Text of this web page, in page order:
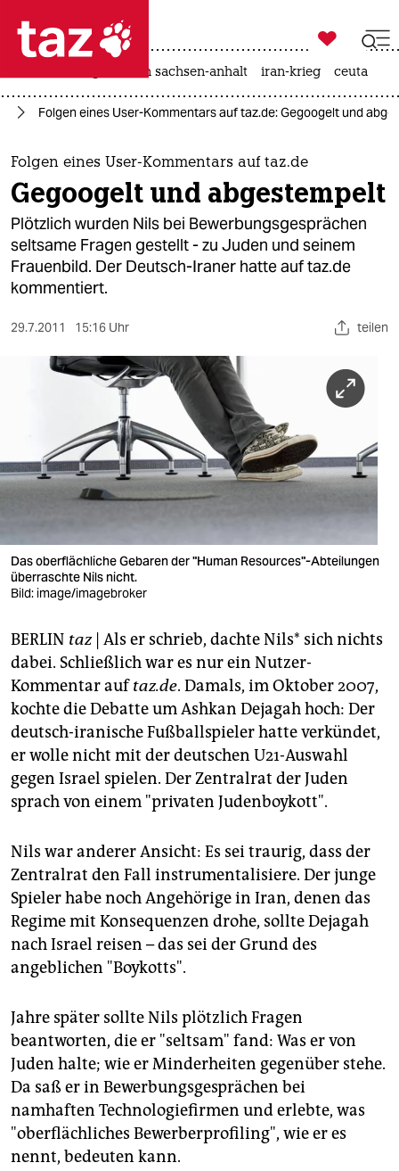
 taz zahl ich
taz zahl ich
themen
politik
öko
gesellschaft
kultur
sport
wahrheit
verlag
veranstaltungen
fragen & hilfe
unterstützen
abo
genossenschaft
epaper login

taz zahl ich
landtagswahl in sachsen-anhalt iran-krieg ceuta
Folgen eines User-Kommentars auf taz.de: Gegoogelt und
Folgen eines User-Kommentars auf taz.de
Gegoogelt und abgestempelt
Plötzlich wurden Nils bei Bewerbungsgesprächen
seltsame Fragen gestellt - zu Juden und seinem
Frauenbild. Der Deutsch-Iraner hatte auf taz.de
kommentiert.
29.7.2011 15:16 Uhr teilen
Das oberflächliche Gebaren der "Human Resources"-Abteilungen
überraschte Nils nicht.
Bild: image/imagebroker
BERLIN taz| Als er schrieb, dachte Nils* sich nichts
dabei. Schließlich war es nur ein Nutzer-
Kommentar auftaz.de. Damals, im Oktober 2007,
kochte die Debatte um Ashkan Dejagah hoch: Der
deutsch-iranische Fußballspieler hatte verkündet,
er wolle nicht mit der deutschen U21-Auswahl
gegen Israel spielen. Der Zentralrat der Juden
sprach von einem "privaten Judenboykott".
Nils war anderer Ansicht: Es sei traurig, dass der
Zentralrat den Fall instrumentalisiere. Der junge
Spieler habe noch Angehörige in Iran, denen das
Regime mit Konsequenzen drohe, sollte Dejagah
nach Israel reisen – das sei der Grund des
angeblichen "Boykotts".
Jahre später sollte Nils plötzlich Fragen
beantworten, die er "seltsam" fand: Was er von
Juden halte; wie er Minderheiten gegenüber stehe.
Da saß er in Bewerbungsgesprächen bei
namhaften Technologiefirmen und erlebte, was
"oberflächliches Bewerberprofiling", wie er es
nennt, bedeuten kann.